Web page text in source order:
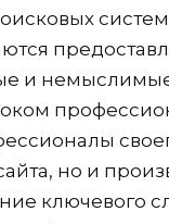
и немыслимые
но и
ключевого